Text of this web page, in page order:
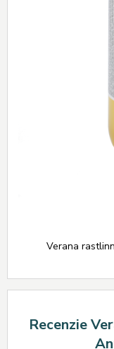
Verana
Recenzie